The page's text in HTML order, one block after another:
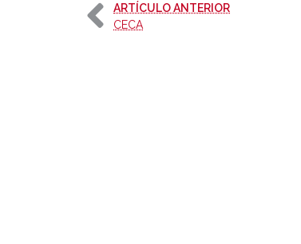
ARTÍCULO ANTERIOR-
CECA